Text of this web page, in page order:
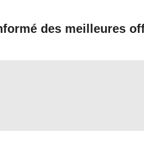
des meilleures